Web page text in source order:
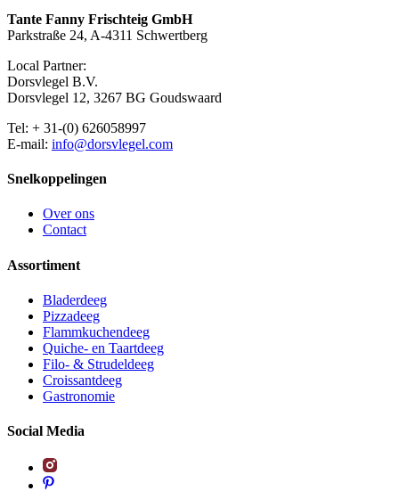
Tante Fanny Frischteig GmbH
Parkstraße 24, A-4311 Schwertberg
Local Partner:
Dorsvlegel B.V.
Dorsvlegel 12, 3267 BG Goudswaard
Tel: + 31-(0) 626058997
E-mail: info@dorsvlegel.com
Snelkoppelingen
Over ons
Contact
Assortiment
Bladerdeeg
Pizzadeeg
Flammkuchendeeg
Quiche- en Taartdeeg
Filo- & Strudeldeeg
Croissantdeeg
Gastronomie
Social Media